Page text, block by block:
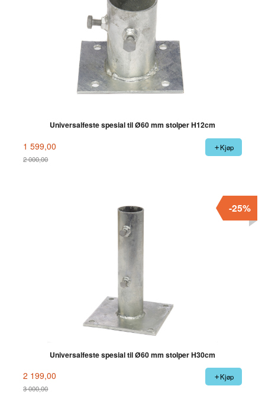
Universalfeste spesial til Ø60 mm stolper H12cm
1 599,00
2 000,00
Kjøp
Universalfeste spesial til Ø60 mm stolper H30cm
2 199,00
3 000,00
-25%
Kjøp